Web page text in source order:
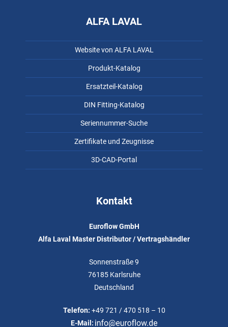
ALFA LAVAL
Website von ALFA LAVAL
Produkt-Katalog
Ersatzteil-Katalog
DIN Fitting-Katalog
Seriennummer-Suche
Zertifikate und Zeugnisse
3D-CAD-Portal
Kontakt
Euroflow GmbH
Alfa Laval Master Distributor / Vertragshändler
Sonnenstraße 9
76185 Karlsruhe
Deutschland
Telefon: +49 721 / 470 518 – 10
E-Mail: